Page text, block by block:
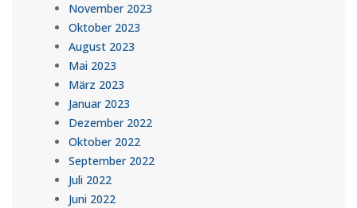
November 2023
Oktober 2023
August 2023
Mai 2023
März 2023
Januar 2023
Dezember 2022
Oktober 2022
September 2022
Juli 2022
Juni 2022